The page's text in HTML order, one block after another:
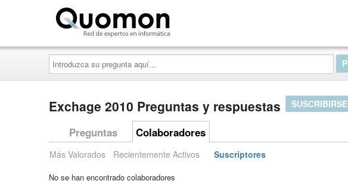
Introduzca
su
pregunta
aquí...
Exchage 2010 Preguntas y respuestas SUSCRIBIRSE
Preguntas Colaboradores
Más Valorados Recientemente Activos Suscriptores
No se han encontrado colaboradores